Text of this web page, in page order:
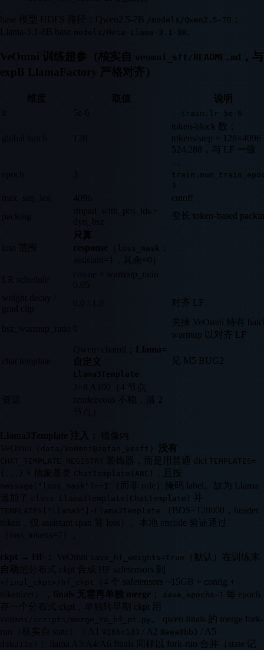
base 模型 HDFS 路径：Qwen2.5-7B /models/Qwen2.5-7B ；
models/Meta-Llama-3.1-8B
VeOmni 训练超参（核实自 veomni_sft/README.md
，与
expB LlamaFactory 严格对齐）
维度 取值
说明
lr
--train.lr 5e-6
token-block 数；
tokens/step = 128×4096
524,288，与 LF 一致
--
3
max_seq_len 4096
cutoff
rmpad_with_pos_ids +
变长 token-based
response （ loss_mask ：
assistant=1，其余=0）
LR schedule
cosine + warmup_ratio
weight decay /
对齐 LF
关掉 VeOmni 特有
warmup 以对齐 LF
Qwen=chatml； Llama=
Llama3Template
见 M5 BUG2
2×8 A100（4 节点
rendezvous 不稳，落 2
节点）
Llama3Template 注入：
镜像内
data/VeOmni@zqfan_vesft ） 没有
装饰器，而是用普通 dict TEMPLATES=
ChatTemplate(ABC) ，且按
message["loss_mask"]==1
（而非 role）掩码 label。故为 Llama
class Llama3Template(ChatTemplate) 并
TEMPLATES["llama3"]=Llama3Template
（BOS=128000，header
token，仅 assistant span 算 loss）。本地 encode 验证通过
（loss_tokens=7）。
save_hf_weights=True
（默认）在训练末
自动
把分布式 ckpt 合成 HF safetensors 到
<final_ckpt>/hf_ckpt
（4 个 safetensors ~15GB + config +
finals 无需再单独 merge ； save_epochs=1 每 epoch
存一个分布式 ckpt，单独转早期 ckpt 用
VeOmni/scripts/merge_to_hf_pt.py
。 qwen finals 的 merge fork-
916bc1d3 / A2 8aea8bb3 / A5
； llama A3/A4/A6 finals 同样以 fork-run 合并（state 记